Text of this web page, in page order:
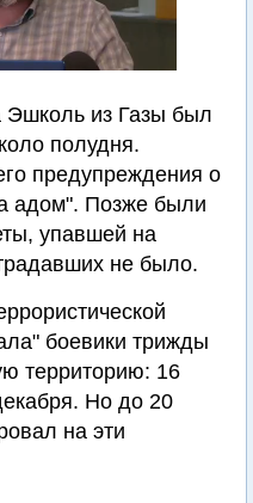
Эшколь из Газы был
полудня.
предупреждения о
адом". Позже были
упавшей на
не было.
боевики трижды
территорию: 16
Но до 20
на эти